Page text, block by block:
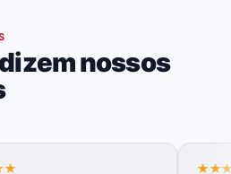
nossos